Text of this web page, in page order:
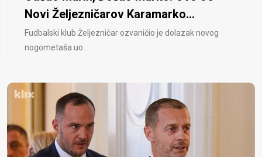
Novi Željezničarov Karamarko...
Fudbalski klub Željezničar ozvaničio je dolazak novog
nogometaša uo..